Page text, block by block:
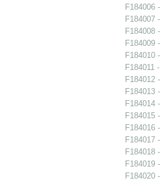
F184006
F184007
F184008
F184009
F184010
F184011
F184012
F184013
F184014
F184015
F184016
F184017
F184018
F184019
F184020